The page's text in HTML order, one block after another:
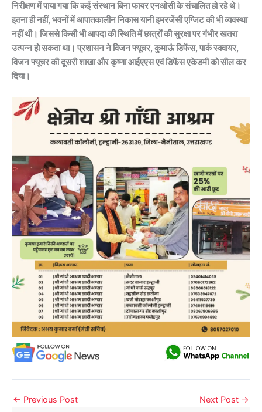
निरीक्षण में पाया गया कि कई संस्थान बिना फायर एनओसी के संचालित हो रहे थे।
इतना ही नहीं, भवनों में आपातकालीन निकास यानी इमरजेंसी एग्जिट की भी व्यवस्था
नहीं थी। जिससे किसी भी आपदा की स्थिति में छात्रों की सुरक्षा पर गंभीर खतरा
उत्पन्न हो सकता था। प्रशासन ने विजन फ्यूचर, कुमाऊं डिफेंस, पार्क स्क्वायर,
विजन फ्यूचर की दूसरी शाखा और कृष्णा आईएएस एवं डिफेंस एकेडमी को सील कर
दिया।
← Previous Post Next Post →